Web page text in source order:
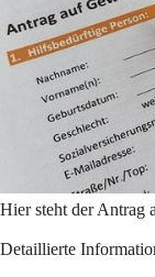
Hier steht der Antrag
Detaillierte